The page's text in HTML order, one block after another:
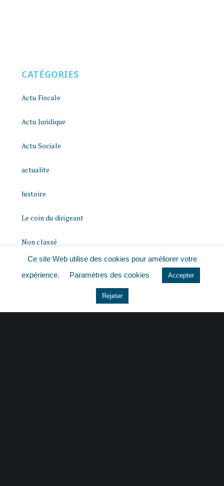
CATÉGORIES
Actu Fiscale
Actu Juridique
Actu Sociale
actualite
histoire
Le coin du dirigeant
Non classé
Ce site Web utilise des cookies pour améliorer votre
expérience.
Paramètres des cookies Accepter
Rejeter